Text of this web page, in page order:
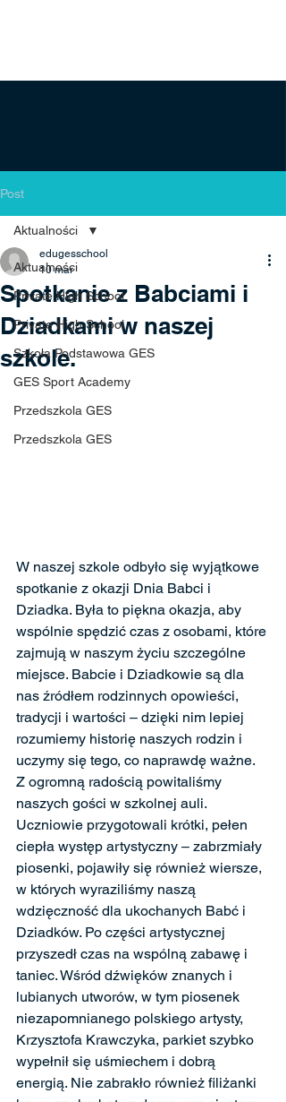
Post
Aktualności
Private High School
Private High School
Szkoła Podstawowa GES
GES Sport Academy
Przedszkola GES
Przedszkola GES
Aktualności
Spotkanie z Babciami i
Dziadkami w naszej
szkole.
edugesschool
10 mar
W naszej szkole odbyło się wyjątkowe
spotkanie z okazji Dnia Babci i
Dziadka. Była to piękna okazja, aby
wspólnie spędzić czas z osobami, które
zajmują w naszym życiu szczególne
miejsce. Babcie i Dziadkowie są dla
nas źródłem rodzinnych opowieści,
tradycji i wartości – dzięki nim lepiej
rozumiemy historię naszych rodzin i
uczymy się tego, co naprawdę ważne.
Z ogromną radością powitaliśmy
naszych gości w szkolnej auli.
Uczniowie przygotowali krótki, pełen
ciepła występ artystyczny – zabrzmiały
piosenki, pojawiły się również wiersze,
w których wyraziliśmy naszą
wdzięczność dla ukochanych Babć i
Dziadków. Po części artystycznej
przyszedł czas na wspólną zabawę i
taniec. Wśród dźwięków znanych i
lubianych utworów, w tym piosenek
niezapomnianego polskiego artysty,
Krzysztofa Krawczyka, parkiet szybko
wypełnił się uśmiechem i dobrą
energią. Nie zabrakło również filiżanki